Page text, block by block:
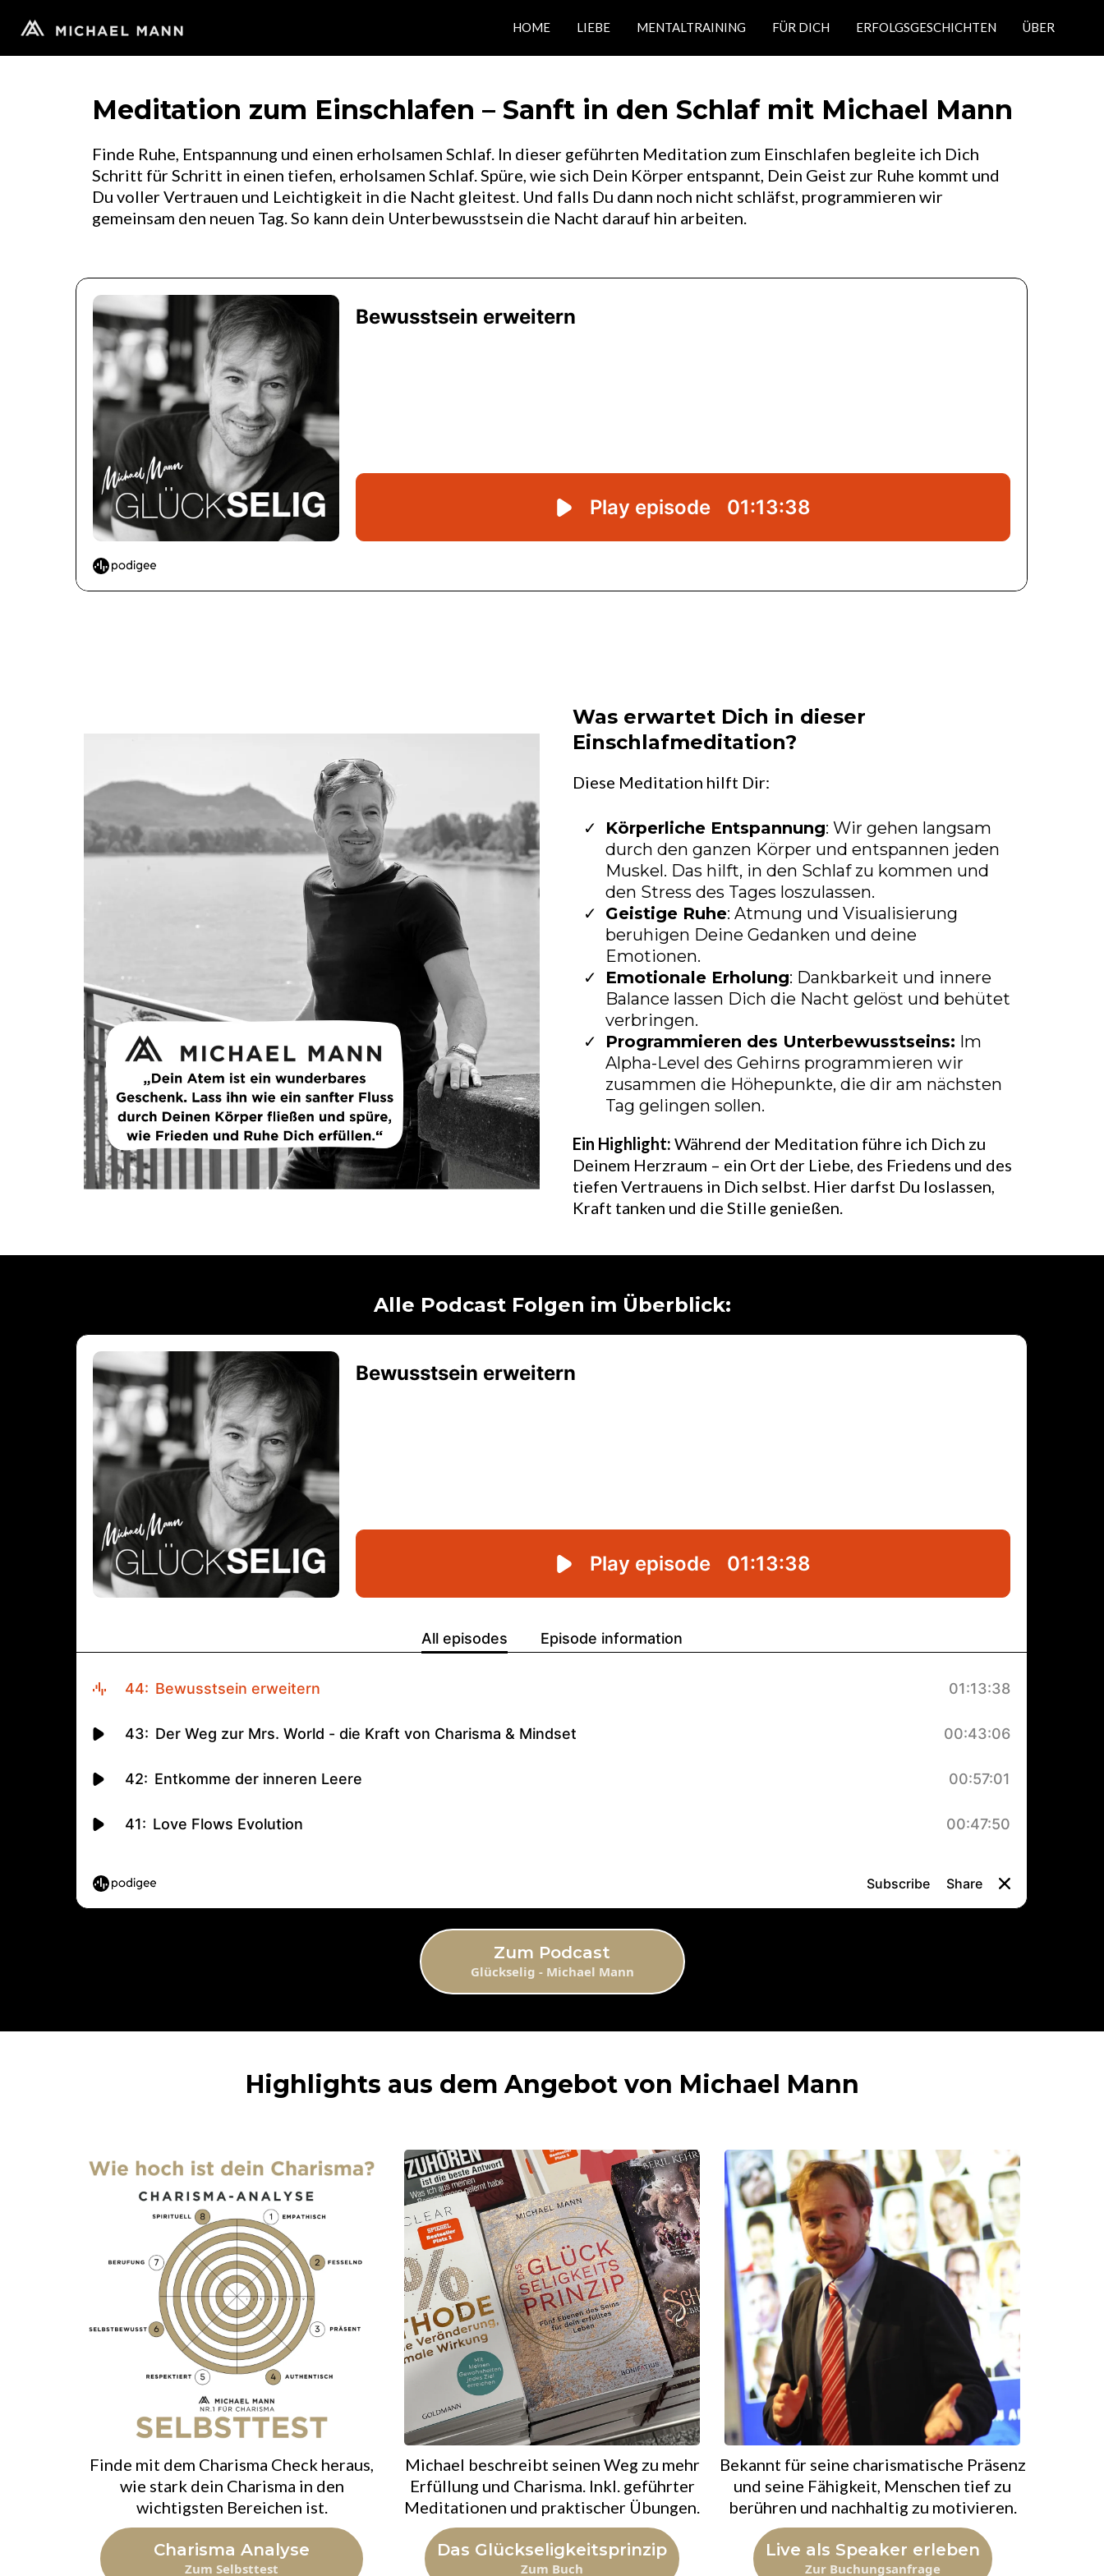
HOME LIEBE MENTALTRAINING FÜR DICH ERFOLGSGESCHICHTEN ÜBER
Meditation zum Einschlafen – Sanft in den Schlaf mit Michael Mann
Finde Ruhe, Entspannung und einen erholsamen Schlaf. In dieser geführten Meditation zum Einschlafen begleite ich Dich
Schritt für Schritt in einen tiefen, erholsamen Schlaf. Spüre, wie sich Dein Körper entspannt, Dein Geist zur Ruhe kommt und
Du voller Vertrauen und Leichtigkeit in die Nacht gleitest. Und falls Du dann noch nicht schläfst, programmieren wir
gemeinsam den neuen Tag. So kann dein Unterbewusstsein die Nacht darauf hin arbeiten.
Was erwartet Dich in dieser
Einschlafmeditation?
Diese Meditation hilft Dir:
Körperliche Entspannung: Wir gehen langsam
durch den ganzen Körper und entspannen jeden
Muskel. Das hilft, in den Schlaf zu kommen und
den Stress des Tages loszulassen.
Geistige Ruhe: Atmung und Visualisierung
beruhigen Deine Gedanken und deine
Emotionen.
Emotionale Erholung: Dankbarkeit und innere
Balance lassen Dich die Nacht gelöst und behütet
verbringen.
Programmieren des Unterbewusstseins: Im
Alpha-Level des Gehirns programmieren wir
zusammen die Höhepunkte, die dir am nächsten
Tag gelingen sollen.
Ein Highlight: Während der Meditation führe ich Dich zu
Deinem Herzraum – ein Ort der Liebe, des Friedens und des
tiefen Vertrauens in Dich selbst. Hier darfst Du loslassen,
Kraft tanken und die Stille genießen.
Alle Podcast Folgen im Überblick:
Zum Podcast
Glückselig - Michael Mann
Highlights aus dem Angebot von Michael Mann
Finde mit dem Charisma Check heraus,
wie stark dein Charisma in den
wichtigsten Bereichen ist.
Charisma Analyse
Zum Selbsttest
Michael beschreibt seinen Weg zu mehr
Erfüllung und Charisma. Inkl. geführter
Meditationen und praktischer Übungen.
Das Glückseligkeitsprinzip
Zum Buch
Bekannt für seine charismatische Präsenz
und seine Fähigkeit, Menschen tief zu
berühren und nachhaltig zu motivieren.
Live als Speaker erleben
Zur Buchungsanfrage